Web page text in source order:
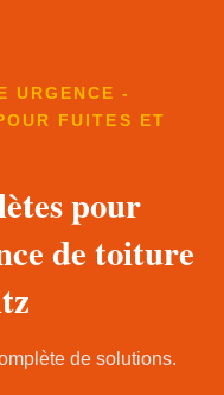
URGENCE -
FUITES ET
pour
de toiture
de solutions.